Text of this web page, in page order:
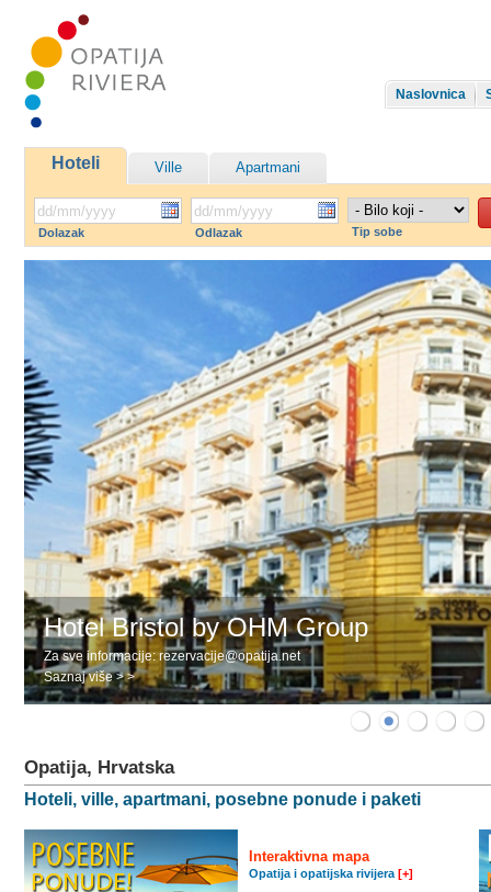
Naslovnica
Hoteli Ville Apartmani
Dolazak Odlazak Tip sobe
Hotel Bristol by OHM Group
Za sve informacije: rezervacije@opatija.net
Saznaj više > >
Opatija, Hrvatska
Hoteli, ville, apartmani, posebne ponude i paketi
Interaktivna mapa
Opatija i opatijska rivijera [+]